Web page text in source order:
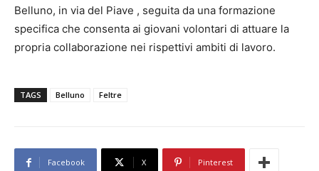
Belluno, in via del Piave , seguita da una formazione
specifica che consenta ai giovani volontari di attuare la
propria collaborazione nei rispettivi ambiti di lavoro.
TAGS Belluno Feltre
Facebook X Pinterest